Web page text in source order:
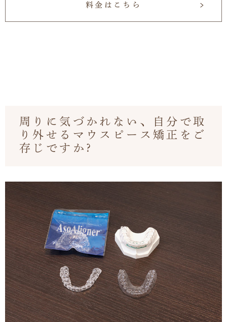
料金はこちら
周りに気づかれない、自分で取
り外せるマウスピース矯正をご
存じですか?